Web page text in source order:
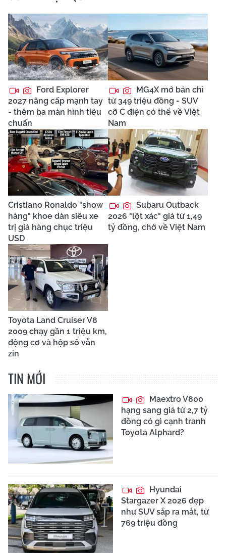
Ford Explorer
2027 nâng cấp mạnh tay
- thêm ba màn hình tiêu
chuẩn
MG4X mở bán chỉ
từ 349 triệu đồng - SUV
cỡ C điện có thể về Việt
Nam
Cristiano Ronaldo "show
hàng" khoe dàn siêu xe
trị giá hàng chục triệu
USD
Subaru Outback
2026 "lột xác" giá từ 1,49
tỷ đồng, chờ về Việt Nam
Toyota Land Cruiser V8
2009 chạy gần 1 triệu km,
động cơ và hộp số vẫn
zin
TIN MỚI
Maextro V800
hạng sang giá từ 2,7 tỷ
đồng có gì cạnh tranh
Toyota Alphard?
Hyundai
Stargazer X 2026 đẹp
như SUV sắp ra mắt, từ
769 triệu đồng